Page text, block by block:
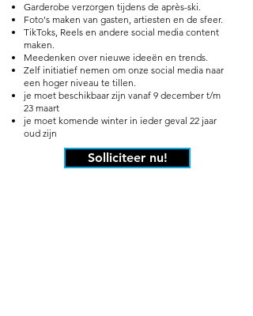
Garderobe verzorgen tijdens de après-ski.
Foto's maken van gasten, artiesten en de sfeer.
TikToks, Reels en andere social media content
maken.
Meedenken over nieuwe ideeën en trends.
Zelf initiatief nemen om onze social media naar
een hoger niveau te tillen.
je moet beschikbaar zijn vanaf 9 december t/m
23 maart
je moet komende winter in ieder geval 22 jaar
oud zijn
Solliciteer nu!